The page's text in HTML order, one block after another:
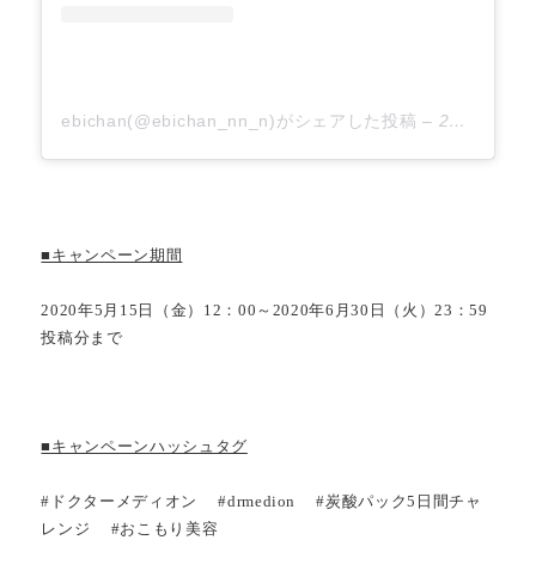
ebichan(@ebichan_nn_n)がシェアした投稿 – 2020年 5月月14日午前2時46分PDT
■キャンペーン期間
2020年5月15日（金）12：00～2020年6月30日（火）23：59
投稿分まで
■キャンペーンハッシュタグ
#ドクターメディオン #drmedion #炭酸パック5日間チャ
レンジ #おこもり美容